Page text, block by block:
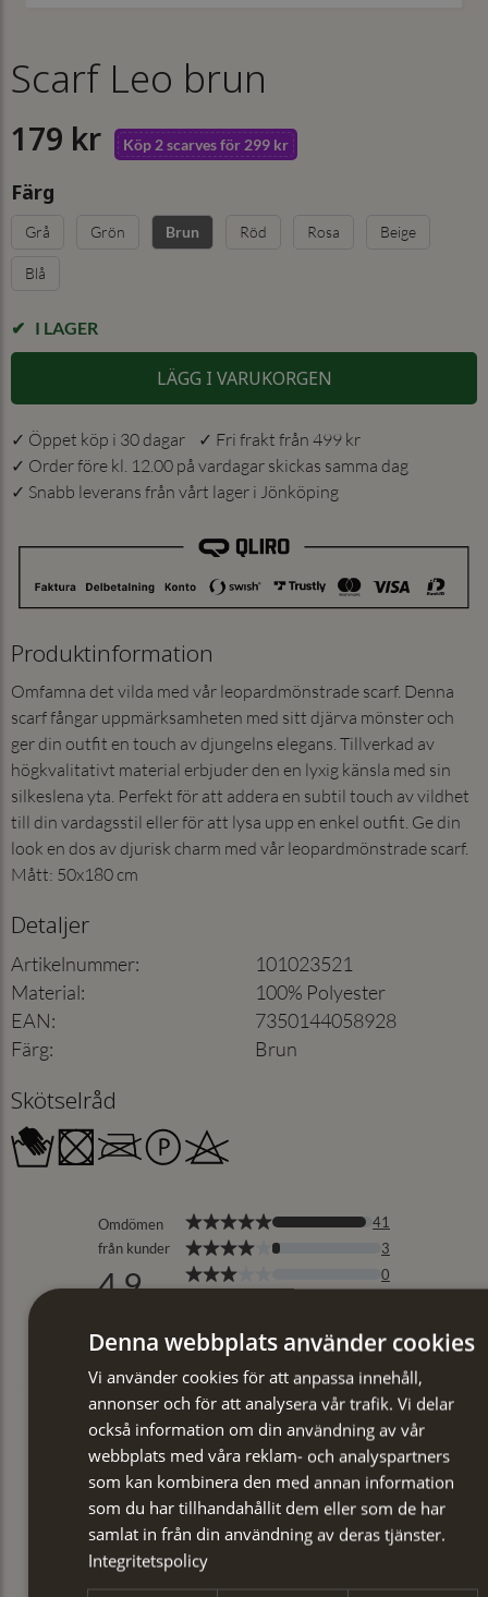
Scarf Leo brun
179 kr Köp 2 scarves för 299 kr
Färg
Grå Grön Brun Röd Rosa Beige
Blå
I LAGER
LÄGG I VARUKORGEN
✓ Öppet köp i 30 dagar ✓ Fri frakt från 499 kr
✓ Order före kl. 12.00 på vardagar skickas samma dag
✓ Snabb leverans från vårt lager i Jönköping
Produktinformation
Omfamna det vilda med vår leopardmönstrade scarf. Denna
scarf fångar uppmärksamheten med sitt djärva mönster och
ger din outfit en touch av djungelns elegans. Tillverkad av
högkvalitativt material erbjuder den en lyxig känsla med sin
silkeslena yta. Perfekt för att addera en subtil touch av vildhet
till din vardagsstil eller för att lysa upp en enkel outfit. Ge din
look en dos av djurisk charm med vår leopardmönstrade scarf.
Mått: 50x180 cm
Detaljer
Artikelnummer:
101023521
Material:
100% Polyester
EAN:
7350144058928
Färg: Brun
Skötselråd
Denna webbplats använder cookies
Vi använder cookies för att anpassa innehåll,
annonser och för att analysera vår trafik. Vi delar
också information om din användning av vår
webbplats med våra reklam- och analyspartners
som kan kombinera den med annan information
som du har tillhandahållit dem eller som de har
samlat in från din användning av deras tjänster.
Integritetspolicy